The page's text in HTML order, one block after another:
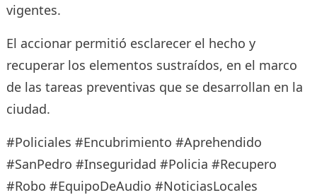
vigentes.
El accionar permitió esclarecer el hecho y
recuperar los elementos sustraídos, en el marco
de las tareas preventivas que se desarrollan en la
ciudad.
#Policiales #Encubrimiento #Aprehendido
#SanPedro #Inseguridad #Policia #Recupero
#Robo #EquipoDeAudio #NoticiasLocales